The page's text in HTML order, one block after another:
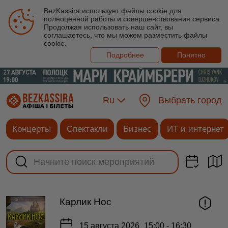
BezKassira использует файлы cookie для
полноценной работы и совершенствования сервиса.
Продолжая использовать наш сайт, вы
соглашаетесь, что мы можем разместить файлы
cookie.
Подробнее
Понятно
Ru Выбрать город
Концерты Спектакли Бизнес ИТ и интернет
Карлик Нос
15 августа 2026 15:00 - 16:30